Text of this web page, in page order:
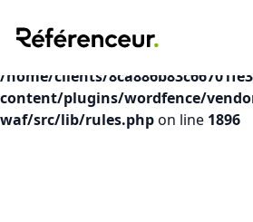
Deprecated: preg_replace():
($subject) of type array|string is
/home/clients/
content/plugins/wordfence/
waf/src/lib/rules.phpon line 1896